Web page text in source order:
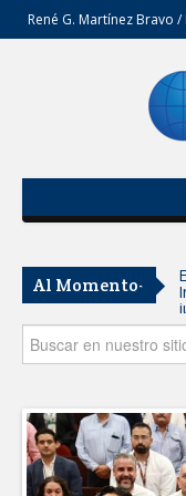
René G. Martínez Bravo
Al Momento-